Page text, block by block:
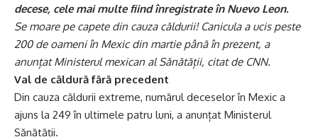
decese, cele mai multe fiind înregistrate în Nuevo Leon.
Se moare pe capete din cauza căldurii! Canicula a ucis peste
200 de oameni în Mexic din martie până în prezent, a
anunțat Ministerul mexican al Sănătății, citat de CNN.
Val de căldură fără precedent
Din cauza căldurii extreme, numărul deceselor în Mexic a
ajuns la 249 în ultimele patru luni, a anunțat Ministerul
Sănătății.